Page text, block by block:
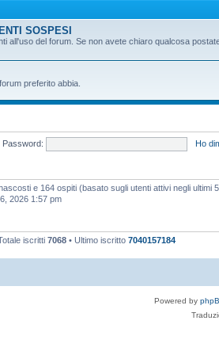
SOSPESI
all'uso del forum. Se non avete chiaro qualcosa
preferito abbia.
Password: Ho
e 164 ospiti (basato sugli utenti attivi negli ultimi
2026 1:57 pm
iscritti 7068 • Ultimo iscritto 7040157184
Powered by